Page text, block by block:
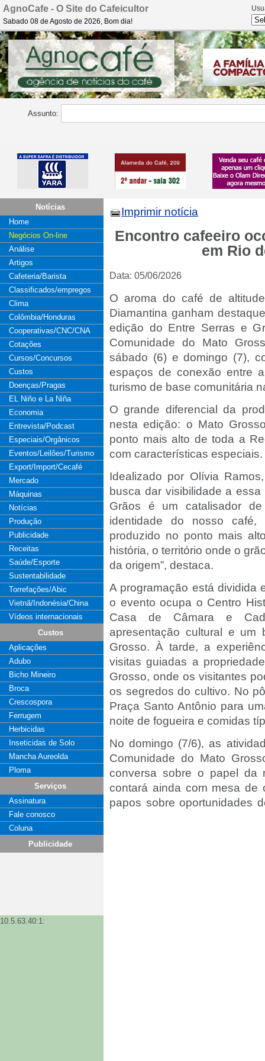
AgnoCafe - O Site do Cafeicultor
Sabado 08 de Agosto de 2026, Bom dia!
Assunto:
Notícias
Home
Negócios On-line
Análise
Artigos
Cafeteria/Barista
Classificados/empregos
Clima
Colômbia/Honduras
Cooperativas/CNC/CNA
Cotações
Cursos/Concursos
Custos
Doenças/Pragas
EL Niño e La Niña
Economia
Entrevista/Podcast
Especiais/Orgânicos
Eventos/Leilões/Turismo
Export/Import/Cecafé
Mercado
Máquinas
Notícias
Produção
Publicidade
Receitas
Saúde/Esporte
Sustentabilidade
Torrefações/Abic
Vietnã/Indonésia/China
Vídeos internacionais
Custos
Aplicações
Adubo
Bicho Mineiro
Broca
Crescospora
Ferrugem
Herbicidas
Inseticidas de Solo
Mancha Aureolda
Ploma
Serviços
Assinatura
Fale conosco
Coluna
Publicidade
10.5.63.40:1:
Imprimir notícia
Encontro cafeeiro
em Rio
Data: 05/06/2026
O aroma do café de
Diamantina ganham
edição do Entre Serras e
Comunidade do Mato
sábado (6) e domingo (7),
espaços de conexão entre
turismo de base comunitária
O grande diferencial da
nesta edição: o Mato
ponto mais alto de toda a
com características especiais.
Idealizado por Olívia
busca dar visibilidade a
Grãos é um catalisador
identidade do nosso
produzido no ponto mais
história, o território onde o
da origem”, destaca.
A programação está dividida
o evento ocupa o Centro
Casa de Câmara e
apresentação cultural e um
Grosso. À tarde, a
visitas guiadas a
Grosso, onde os visitantes
os segredos do cultivo. No
Praça Santo Antônio para
noite de fogueira e comidas
No domingo (7/6), as
Comunidade do Mato
conversa sobre o papel da
contará ainda com mesa de
papos sobre oportunidades